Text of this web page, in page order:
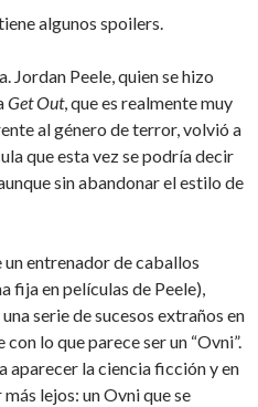
algunos spoilers.
Jordan Peele, quien se hizo
Get Out, que es realmente muy
al género de terror, volvió a
que esta vez se podría decir
sin abandonar el estilo de
entrenador de caballos
fija en películas de Peele),
serie de sucesos extraños en
lo que parece ser un “Ovni”.
aparecer la ciencia ficción y en
lejos: un Ovni que se